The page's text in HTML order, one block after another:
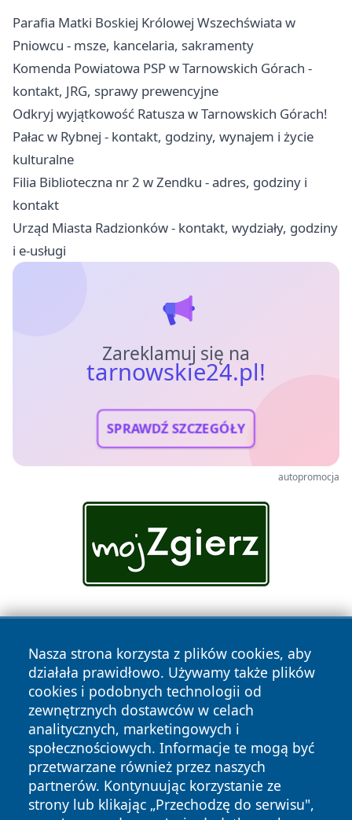
Parafia Matki Boskiej Królowej Wszechświata w
Pniowcu - msze, kancelaria, sakramenty
Komenda Powiatowa PSP w Tarnowskich Górach -
kontakt, JRG, sprawy prewencyjne
Odkryj wyjątkowość Ratusza w Tarnowskich Górach!
Pałac w Rybnej - kontakt, godziny, wynajem i życie
kulturalne
Filia Biblioteczna nr 2 w Zendku - adres, godziny i
kontakt
Urząd Miasta Radzionków - kontakt, wydziały, godziny
i e-usługi
Zareklamuj się na
tarnowskie24.pl!
SPRAWDŹ SZCZEGÓŁY
autopromocja
Nasza strona korzysta z plików cookies, aby
działała prawidłowo. Używamy także plików
cookies i podobnych technologii od
zewnętrznych dostawców w celach
analitycznych, marketingowych i
społecznościowych. Informacje te mogą być
przetwarzane również przez naszych
partnerów. Kontynuując korzystanie ze
strony lub klikając „Przechodzę do serwisu",
Copyright © 2026 tarnowskie24.pl Wszystkie prawa
zastrzeżone.
News Autorzy
Polityka
Prywatności
Polityka
Cookies